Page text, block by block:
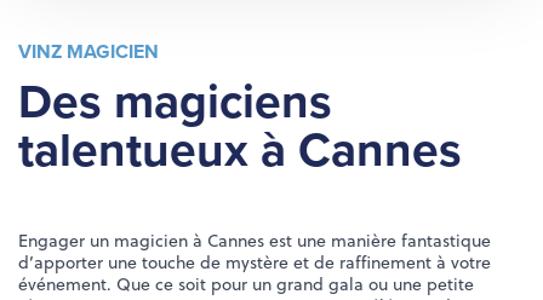
VINZ MAGICIEN
Des magiciens
talentueux à Cannes
Engager un magicien à Cannes est une manière fantastique
d’apporter une touche de mystère et de raffinement à votre
événement. Que ce soit pour un grand gala ou une petite